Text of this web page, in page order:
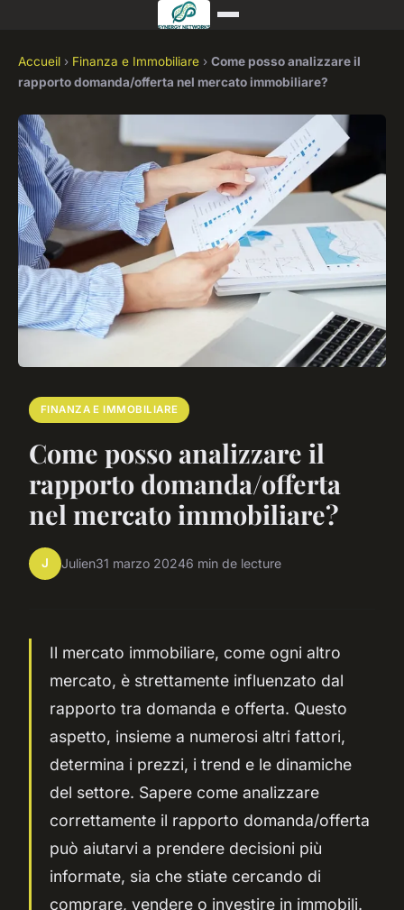
Accueil › Finanza e Immobiliare › Come posso analizzare il
rapporto domanda/offerta nel mercato immobiliare?
FINANZA E IMMOBILIARE
Come posso analizzare il
rapporto domanda/offerta
nel mercato immobiliare?
J Julien31 marzo 20246 min de lecture
Il mercato immobiliare, come ogni altro
mercato, è strettamente influenzato dal
rapporto tra domanda e offerta. Questo
aspetto, insieme a numerosi altri fattori,
determina i prezzi, i trend e le dinamiche
del settore. Sapere come analizzare
correttamente il rapporto domanda/offerta
può aiutarvi a prendere decisioni più
informate, sia che stiate cercando di
comprare, vendere o investire in immobili.